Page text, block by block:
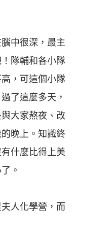
中很深，最主
隊輔和各小隊
，可這個小隊
了這麼多天，
大家熬夜、改
晚上。知識終
什麼比得上美
。
人化學營，而